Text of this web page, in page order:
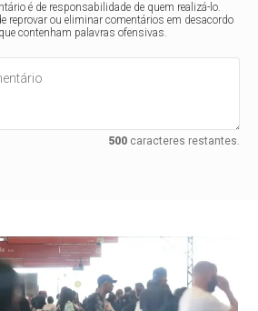
é de responsabilidade de quem realizá-lo.
reprovar ou eliminar comentários em desacordo
contenham palavras ofensivas.
500caracteres restantes.